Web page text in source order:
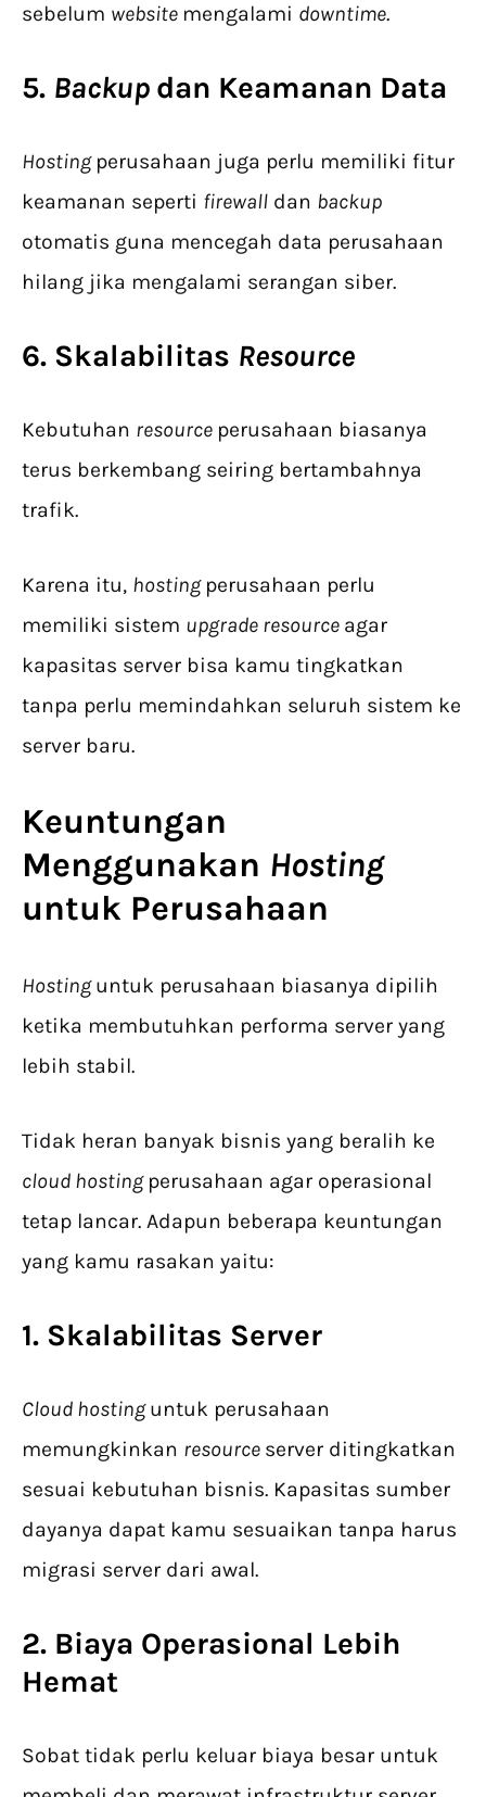
sebelum website mengalami downtime.
5. Backup dan Keamanan Data
Hosting perusahaan juga perlu memiliki fitur
keamanan seperti firewall dan backup
otomatis guna mencegah data perusahaan
hilang jika mengalami serangan siber.
6. Skalabilitas Resource
Kebutuhan resource perusahaan biasanya
terus berkembang seiring bertambahnya
trafik.
Karena itu, hosting perusahaan perlu
memiliki sistem upgrade resource agar
kapasitas server bisa kamu tingkatkan
tanpa perlu memindahkan seluruh sistem ke
server baru.
Keuntungan
Menggunakan Hosting
untuk Perusahaan
Hostinguntuk perusahaan biasanya dipilih
ketika membutuhkan performa server yang
lebih stabil.
Tidak heran banyak bisnis yang beralih ke
cloud hosting perusahaan agar operasional
tetap lancar. Adapun beberapa keuntungan
yang kamu rasakan yaitu:
1. Skalabilitas Server
Cloud hostinguntuk perusahaan
memungkinkan resource server ditingkatkan
sesuai kebutuhan bisnis. Kapasitas sumber
dayanya dapat kamu sesuaikan tanpa harus
migrasi server dari awal.
2. Biaya Operasional Lebih
Hemat
Sobat tidak perlu keluar biaya besar untuk